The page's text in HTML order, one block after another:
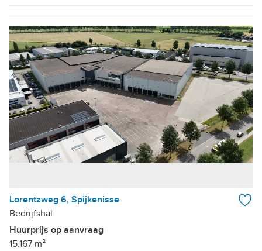
Lorentzweg 6, Spijkenisse
Bedrijfshal
Huurprijs op aanvraag
15.167 m²